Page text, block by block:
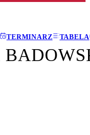
TERMINARZ TABELA